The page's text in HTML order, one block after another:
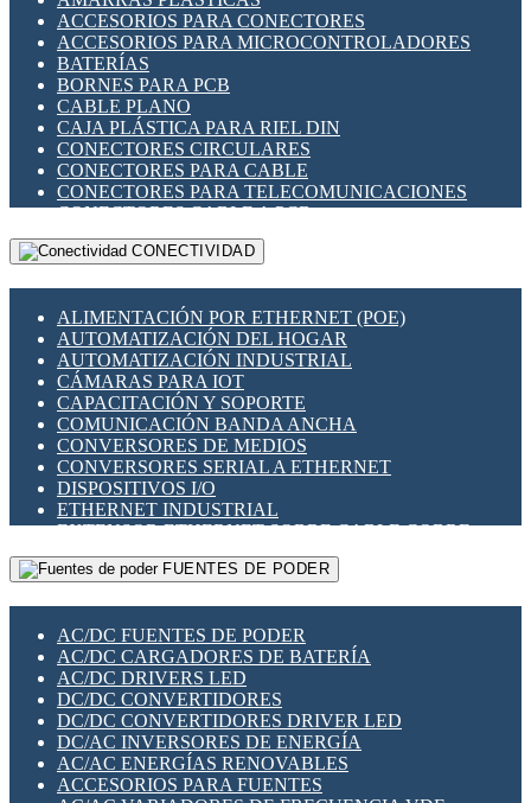
INDICADORES PARA PANEL
INTERFACES DE RELÉ
INTERRUPTORES FIN DE CARRERA
LLAVES CONMUTADORAS
MEDIDORES DE ENERGÍA Y TC'S DE CORRIENTE
MOTORES PASO A PASO
PANTALLAS HMI
PLC -CONTROLADORES LÓGICO PROGRAMABLES
PROGRAMADORES DE HORARIO
RELÉS DE PROTECCIÓN
SENSORES CAPACITIVOS
SENSORES INDUCTIVOS
TEMPORIZADORES
VARIACS
VARIADORES DE FRECUENCIA [VDF]
SECCIONADORES - INTERRUPTORES
MAQUINARIA
ACCESORIOS PARA CONECTORES
ACCESORIOS PARA MICROCONTROLADORES
BATERÍAS
BORNES PARA PCB
CABLE PLANO
CAJA PLÁSTICA PARA RIEL DIN
CONECTORES CIRCULARES
CONECTORES PARA CABLE
CONECTORES PARA TELECOMUNICACIONES
CONECTORES CABLE A PCB
CONECTORES PCB A CABLE
DIP SWITCHES
HERRAMIENTAS VARIAS
ILUMINACIÓN LED
INTERRUPTORES REED
INTERFACES DE RELÉ
OTROS RELÉS
PROTECCIÓN TÉRMICA
RELÉS AUTOMOTRICES
RELÉS DE SEÑAL
RELÉS DE ESTADO SÓLIDO SSR
RELÉS INDUSTRIALES
RELÉS MINIATURA DE POTENCIA
SENSORES MAGNÉTICOS
SWITCH Y MICROSWITCH
TARJETAS PI
UNIÓN Y DERIVACIÓN DE CABLE
CONECTIVIDAD
ALIMENTACIÓN POR ETHERNET (POE)
AUTOMATIZACIÓN DEL HOGAR
AUTOMATIZACIÓN INDUSTRIAL
CÁMARAS PARA IOT
CAPACITACIÓN Y SOPORTE
COMUNICACIÓN BANDA ANCHA
CONVERSORES DE MEDIOS
CONVERSORES SERIAL A ETHERNET
DISPOSITIVOS I/O
ETHERNET INDUSTRIAL
EXTENSOR ETHERNET SOBRE CABLE COBRE
GATEWAY LORAWAN
GESTIÓN DE REDES
PLACAS MODULARES IOT
SWITCHES Y REDES WIFI
SOLUCIONES IOT
SOLUCIONES LORAWAN
SOLUCIONES RED CELULAR
SEGURIDAD PARA REDES
SWITCHES LAN
TELEFONÍA IP (VOIP)
FUENTES DE PODER
AC/DC FUENTES DE PODER
AC/DC CARGADORES DE BATERÍA
AC/DC DRIVERS LED
DC/DC CONVERTIDORES
DC/DC CONVERTIDORES DRIVER LED
DC/AC INVERSORES DE ENERGÍA
AC/AC ENERGÍAS RENOVABLES
ACCESORIOS PARA FUENTES